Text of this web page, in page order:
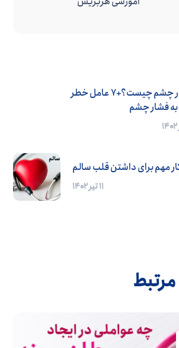
فشار چشم چیست؟+7 عامل خطر
به فشار چشم
۱۱ تیر ۱۴۰۲